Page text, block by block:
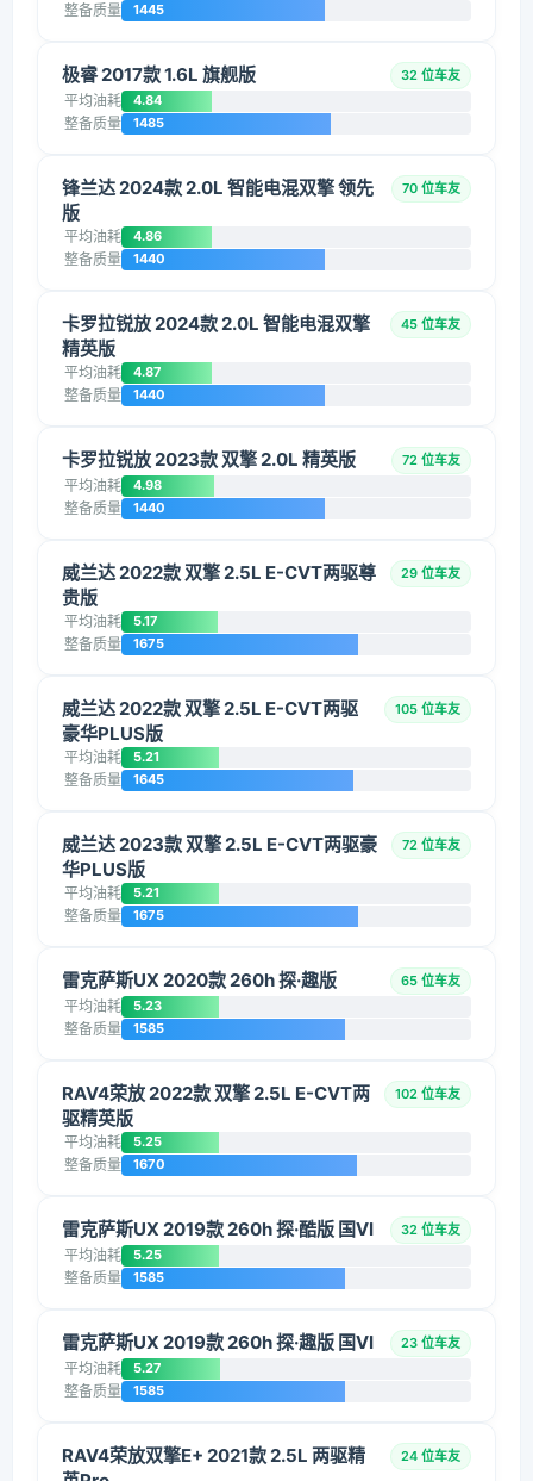
整备质量 1445
极睿 2017款 1.6L 旗舰版 32 位车友
平均油耗 4.84
整备质量 1485
锋兰达 2024款 2.0L 智能电混双擎 领先
版
70 位车友
平均油耗 4.86
整备质量 1440
卡罗拉锐放 2024款 2.0L 智能电混双擎
精英版
45 位车友
平均油耗 4.87
整备质量 1440
卡罗拉锐放 2023款 双擎 2.0L 精英版 72 位车友
平均油耗 4.98
整备质量 1440
威兰达 2022款 双擎 2.5L E-CVT两驱尊
贵版
29 位车友
平均油耗 5.17
整备质量 1675
威兰达 2022款 双擎 2.5L E-CVT两驱
豪华PLUS版
105 位车友
平均油耗 5.21
整备质量 1645
威兰达 2023款 双擎 2.5L E-CVT两驱豪
华PLUS版
72 位车友
平均油耗 5.21
整备质量 1675
雷克萨斯UX 2020款 260h 探·趣版 65 位车友
平均油耗 5.23
整备质量 1585
RAV4荣放 2022款 双擎 2.5L E-CVT两
驱精英版
102 位车友
平均油耗 5.25
整备质量 1670
雷克萨斯UX 2019款 260h 探·酷版 国VI 32 位车友
平均油耗 5.25
整备质量 1585
雷克萨斯UX 2019款 260h 探·趣版 国VI 23 位车友
平均油耗 5.27
整备质量 1585
RAV4荣放双擎E+ 2021款 2.5L 两驱精
24 位车友